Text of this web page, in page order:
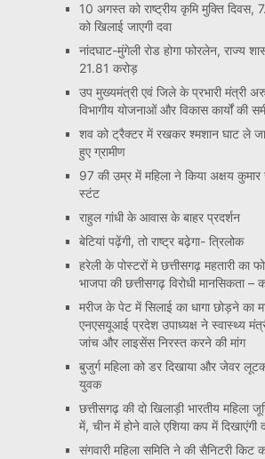
10 अगस्त को राष्ट्रीय कृमि मुक्ति दिवस,
को खिलाई जाएगी दवा
नांदघाट-मुंगेली रोड होगा फोरलेन, राज्य
21.81 करोड़
उप मुख्यमंत्री एवं जिले के प्रभारी मंत्री
विभागीय योजनाओं और विकास कार्यों की
शव को ट्रैक्टर में रखकर श्मशान घाट ले
हुए ग्रामीण
97 की उम्र में महिला ने किया अक्षय
स्टंट
राहुल गांधी के आवास के बाहर प्रदर्शन
बेटियां पढ़ेंगी, तो राष्ट्र बढ़ेगा- त्रिलोक
हरेली के पोस्टरों मे छत्तीसगढ़ महतारी का
भाजपा की छत्तीसगढ़ विरोधी मानसिकता –
मरीज के पेट में सिलाई का धागा छोड़ने का
एनएसयूआई प्रदेश उपाध्यक्ष ने स्वास्थ्य
जांच और लाइसेंस निरस्त करने की मांग
बुजुर्ग महिला को डर दिखाया और जेवर
युवक
छत्तीसगढ़ की दो खिलाड़ी भारतीय महिला
में, चीन में होने वाले एशिया कप में दिखाएंगी
संगवारी महिला समिति ने की सैनिटरी किट